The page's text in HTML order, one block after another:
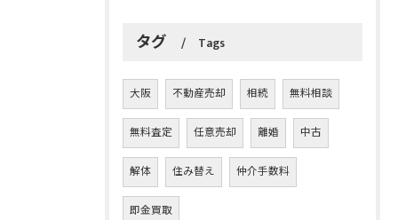
タグ Tags
大阪 不動産売却 相続 無料相談
無料査定 任意売却 離婚 中古
解体 住み替え 仲介手数料
即金買取